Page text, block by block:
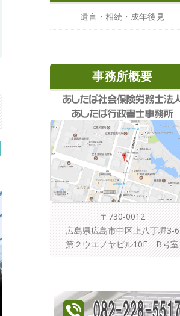
遺言・相続・成年後見
事務所概要
〒730-0012
広島県広島市中区上八丁堀3-6
第２ウエノヤビル10F B号室